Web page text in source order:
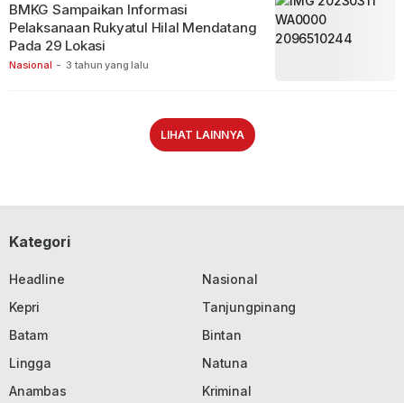
Nasional - 3 tahun yang lalu
BMKG Sampaikan Informasi
Pelaksanaan Rukyatul Hilal Mendatang
Pada 29 Lokasi
LIHAT LAINNYA
Kategori
Headline
Nasional
Kepri
Tanjungpinang
Batam
Bintan
Lingga
Natuna
Anambas
Kriminal